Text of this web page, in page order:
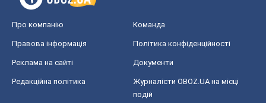
Про компанію Команда
Правова інформація Політика конфіденційності
Реклама на сайті Документи
Редакційна політика
Журналісти OBOZ.UA на місці
подій